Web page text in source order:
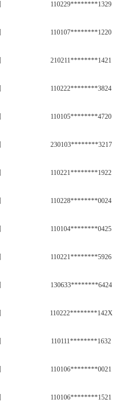
110229********1329
110107********1220
210211********1421
110222********3824
110105********4720
230103********3217
110221********1922
110228********0024
110104********0425
110221********5926
130633********6424
110222********142X
110111********1632
110106********0021
110106********1521